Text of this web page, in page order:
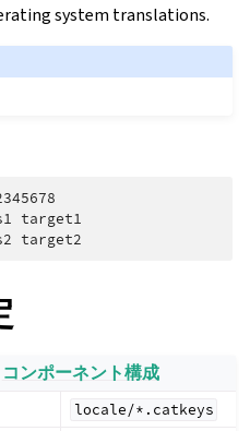
system translations.
target1
コンポーネント構成
locale/*.catkeys